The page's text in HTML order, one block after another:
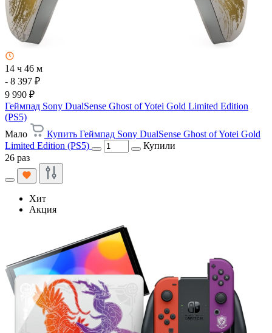
14 ч 46 м
- 8 397 ₽
9 990 ₽
Геймпад Sony DualSense Ghost of Yotei Gold Limited Edition
(PS5)
Мало
Купить Геймпад Sony DualSense Ghost of Yotei Gold
Limited Edition (PS5)
Купили
26 раз
Хит
Акция